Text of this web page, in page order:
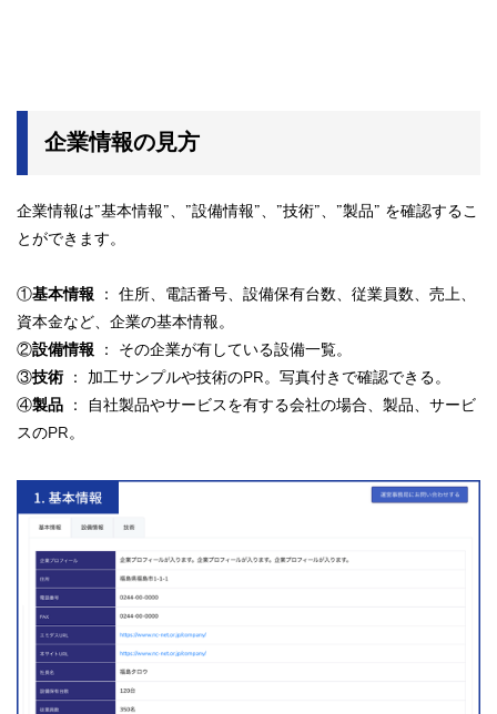
企業情報の見方
企業情報は”基本情報”、”設備情報”、”技術”、”製品” を確認するこ
とができます。
①基本情報 ： 住所、電話番号、設備保有台数、従業員数、売上、
資本金など、企業の基本情報。
②設備情報 ： その企業が有している設備一覧。
③技術 ： 加工サンプルや技術のPR。写真付きで確認できる。
④製品 ： 自社製品やサービスを有する会社の場合、製品、サービ
スのPR。